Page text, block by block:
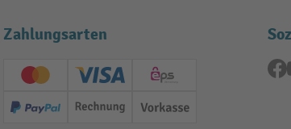
Zahlungsarten
Creditcard (Master)Creditcard (Visa)
EPS
PayPal Rechnung Vorkasse